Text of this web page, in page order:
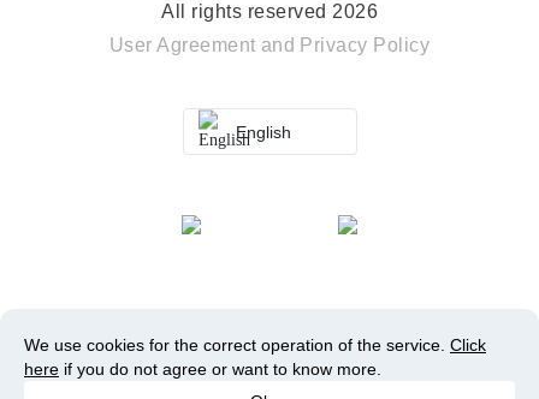
All rights reserved 2026
User Agreement and Privacy Policy
English
We use cookies for the correct operation of the service. Click
here if you do not agree or want to know more.